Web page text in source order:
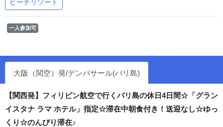
ビーチリゾート
一人参加可
大阪（関空）発/デンパサール(バリ島)
【関西発】フィリピン航空で行くバリ島の休日4日間☆「グラン
イスタナ ラマ ホテル」指定☆滞在中朝食付き！送迎なし☆ゆっ
くり☆のんびり滞在♪